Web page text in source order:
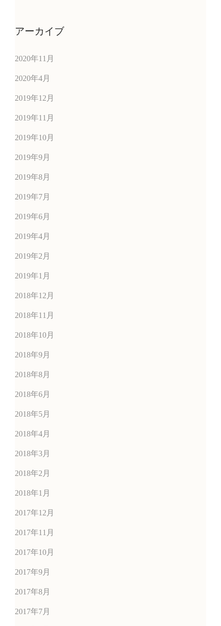
アーカイブ
2020年11月
2020年4月
2019年12月
2019年11月
2019年10月
2019年9月
2019年8月
2019年7月
2019年6月
2019年4月
2019年2月
2019年1月
2018年12月
2018年11月
2018年10月
2018年9月
2018年8月
2018年6月
2018年5月
2018年4月
2018年3月
2018年2月
2018年1月
2017年12月
2017年11月
2017年10月
2017年9月
2017年8月
2017年7月